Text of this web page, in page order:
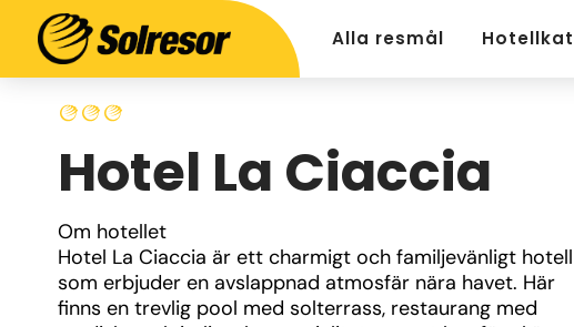
Alla resmål
Hotel La Ciaccia
Om hotellet
Hotel La Ciaccia är ett charmigt och familjevänligt hotell
som erbjuder en avslappnad atmosfär nära havet. Här
finns en trevlig pool med solterrass, restaurang med